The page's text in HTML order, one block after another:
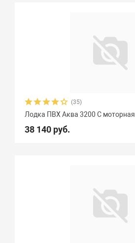
(35)
Лодка ПВХ Аква 3200 С моторная
38 140 руб.